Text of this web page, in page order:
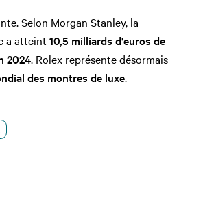
Selon Morgan Stanley, la
a atteint10,5 milliards d'euros de
2024. Rolex représente désormais
des montres de luxe.